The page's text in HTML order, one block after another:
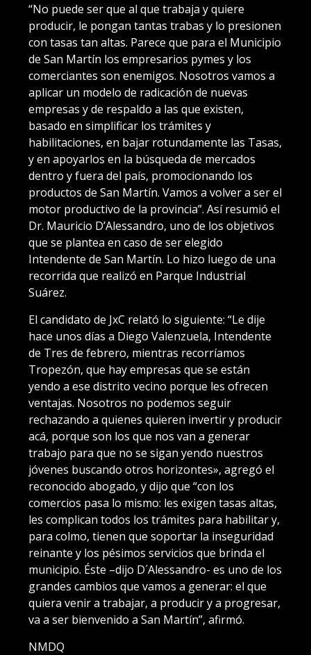
“No puede ser que al que trabaja y quiere
producir, le pongan tantas trabas y lo presionen
con tasas tan altas. Parece que para el Municipio
de San Martín los empresarios pymes y los
comerciantes son enemigos. Nosotros vamos a
aplicar un modelo de radicación de nuevas
empresas y de respaldo a las que existen,
basado en simplificar los trámites y
habilitaciones, en bajar rotundamente las Tasas,
y en apoyarlos en la búsqueda de mercados
dentro y fuera del país, promocionando los
productos de San Martín. Vamos a volver a ser el
motor productivo de la provincia”. Así resumió el
Dr. Mauricio D’Alessandro, uno de los objetivos
que se plantea en caso de ser elegido
Intendente de San Martín. Lo hizo luego de una
recorrida que realizó en Parque Industrial
Suárez.
El candidato de JxC relató lo siguiente: “Le dije
hace unos días a Diego Valenzuela, Intendente
de Tres de febrero, mientras recorríamos
Tropezón, que hay empresas que se están
yendo a ese distrito vecino porque les ofrecen
ventajas. Nosotros no podemos seguir
rechazando a quienes quieren invertir y producir
acá, porque son los que nos van a generar
trabajo para que no se sigan yendo nuestros
jóvenes buscando otros horizontes», agregó el
reconocido abogado, y dijo que “con los
comercios pasa lo mismo: les exigen tasas altas,
les complican todos los trámites para habilitar y,
para colmo, tienen que soportar la inseguridad
reinante y los pésimos servicios que brinda el
municipio. Éste –dijo D´Alessandro- es uno de los
grandes cambios que vamos a generar: el que
quiera venir a trabajar, a producir y a progresar,
va a ser bienvenido a San Martín”, afirmó.
NMDQ